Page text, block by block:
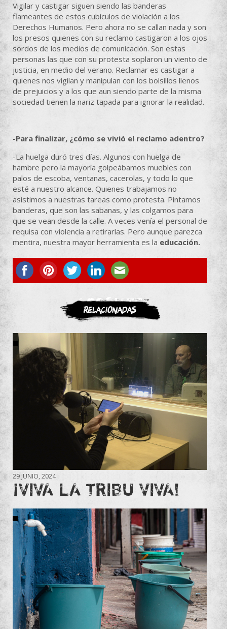
Vigilar y castigar siguen siendo las banderas
flameantes de estos cubículos de violación a los
Derechos Humanos. Pero ahora no se callan nada y son
los presos quienes con su reclamo castigaron a los ojos
sordos de los medios de comunicación. Son estas
personas las que con su protesta soplaron un viento de
justicia, en medio del verano. Reclamar es castigar a
quienes nos vigilan y manipulan con los bolsillos llenos
de prejuicios y a los que aun siendo parte de la misma
sociedad tienen la nariz tapada para ignorar la realidad.
-Para finalizar, ¿cómo se vivió el reclamo adentro?
-La huelga duró tres días. Algunos con huelga de
hambre pero la mayoría golpeábamos muebles con
palos de escoba, ventanas, cacerolas, y todo lo que
esté a nuestro alcance. Quienes trabajamos no
asistimos a nuestras tareas como protesta. Pintamos
banderas, que son las sabanas, y las colgamos para
que se vean desde la calle. A veces venía el personal de
requisa con violencia a retirarlas. Pero aunque parezca
mentira, nuestra mayor herramienta es la educación.
ASOCIATE
Relacionadas
29 JUNIO, 2024
¡VIVA LA TRIBU VIVA!